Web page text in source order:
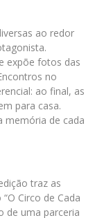
ao redor
expõe fotos das
no
ao final, as
para casa.
memória de cada
traz as
Circo de Cada
de uma parceria